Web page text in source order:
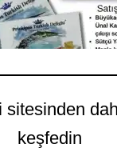
sitesinden
keşfedin